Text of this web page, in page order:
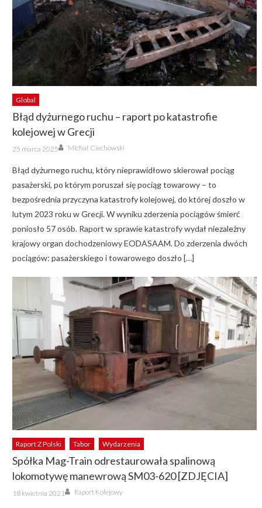
Global
Błąd dyżurnego ruchu – raport po katastrofie
kolejowej w Grecji
Posted
on
25 marca 2025 Author
Michał Ciechowski
Błąd dyżurnego ruchu, który nieprawidłowo skierował pociąg
pasażerski, po którym poruszał się pociąg towarowy – to
bezpośrednia przyczyna katastrofy kolejowej, do której doszło w
lutym 2023 roku w Grecji. W wyniku zderzenia pociągów śmierć
poniosło 57 osób. Raport w sprawie katastrofy wydał niezależny
krajowy organ dochodzeniowy EODASAAM. Do zderzenia dwóch
pociągów: pasażerskiego i towarowego doszło […]
Raport Z Polski Tabor Wydarzenia
Spółka Mag-Train odrestaurowała spalinową
lokomotywę manewrową SM03-620 [ZDJĘCIA]
Posted
on
18 kwietnia 2021 Author
Raport Kolejowy